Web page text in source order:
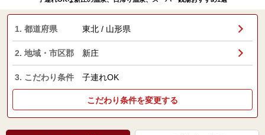
1. 都道府県 東北 / 山形県
2. 地域・市区郡 新庄
3. こだわり条件 子連れOK
こだわり条件を変更する